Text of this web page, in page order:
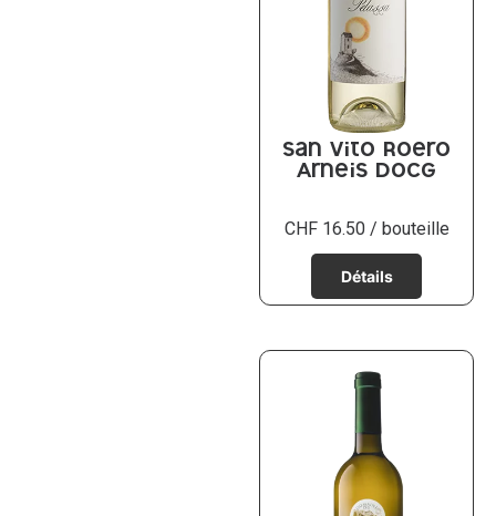
San Vito Roero
Arneis DOCG
CHF16.50 / bouteille